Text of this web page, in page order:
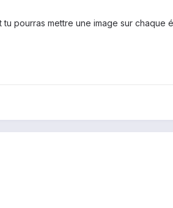
pourras mettre une image sur chaque